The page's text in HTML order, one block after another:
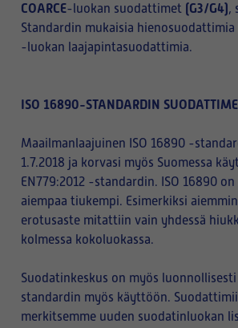
COARCE-luokan suodattimet (G3/G4),
Standardin mukaisia hienosuodattimia
-luokan laajapintasuodattimia.
ISO 16890-STANDARDIN
Maailmanlaajuinen ISO 16890 -
1.7.2018 ja korvasi myös Suomessa
EN779:2012 -standardin. ISO 16890
aiempaa tiukempi. Esimerkiksi
erotusaste mitattiin vain yhdessä
kolmessa kokoluokassa.
Suodatinkeskus on myös
standardin myös käyttöön.
merkitsemme uuden suodatinluokan